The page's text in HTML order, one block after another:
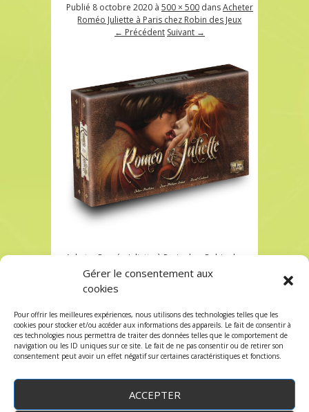
Gérer le consentement aux
cookies
Pour offrir les meilleures expériences, nous utilisons des technologies telles que les
cookies pour stocker et/ou accéder aux informations des appareils. Le fait de consentir à
ces technologies nous permettra de traiter des données telles que le comportement de
navigation ou les ID uniques sur ce site. Le fait de ne pas consentir ou de retirer son
consentement peut avoir un effet négatif sur certaines caractéristiques et fonctions.
ACCEPTER
Publié 8 octobre 2020à 500 × 500dansAcheter
Roméo Juliette à Paris chez Robin des Jeux
← Précédent Suivant →
Acheter Roméo Juliette à Paris chez Robin des
Acheter Roméo Juliette à Paris chez Robin des
Les commentaires et les trackbacks sont
fermés.